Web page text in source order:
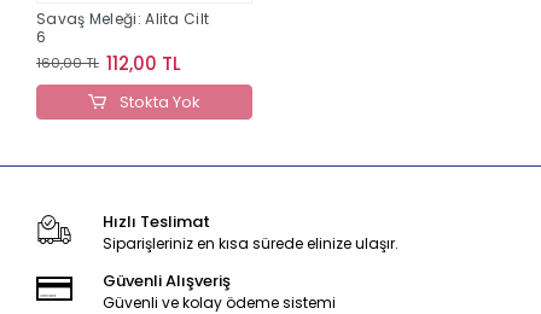
Savaş Meleği: Alita Cilt
6
160,00 TL 112,00 TL
Stokta Yok
Hızlı Teslimat
Siparişleriniz en kısa sürede elinize ulaşır.
Güvenli Alışveriş
Güvenli ve kolay ödeme sistemi